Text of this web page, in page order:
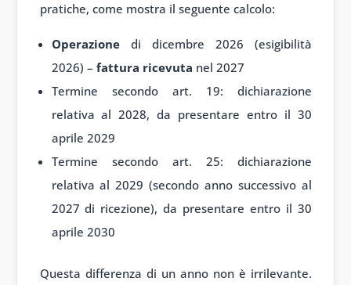
pratiche, come mostra il seguente calcolo:
Operazionedi dicembre 2026 (esigibilità
2026) – fattura ricevuta nel 2027
Termine secondo art. 19: dichiarazione
relativa al 2028, da presentare entro il 30
aprile 2029
Termine secondo art. 25: dichiarazione
relativa al 2029 (secondo anno successivo al
2027 di ricezione), da presentare entro il 30
aprile 2030
Questa differenza di un anno non è irrilevante.